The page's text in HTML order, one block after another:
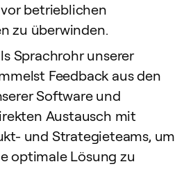
betrieblichen
zu überwinden.
Sprachrohr unserer
Feedback aus den
Software und
Austausch mit
und Strategieteams, um
optimale Lösung zu